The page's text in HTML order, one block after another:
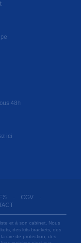
48h
ici
- CGV -
et à son cabinet. Nous
des kits brackets, des
cire de protection, des